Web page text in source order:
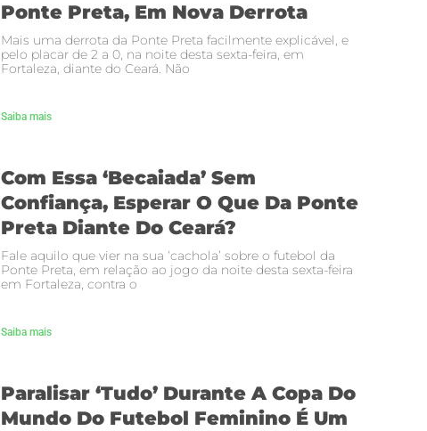
Ponte Preta, Em Nova Derrota
Mais uma derrota da Ponte Preta facilmente explicável, e
pelo placar de 2 a 0, na noite desta sexta-feira, em
Fortaleza, diante do Ceará. Não
Saiba mais
Com Essa ‘becaiada’ Sem
Confiança, Esperar O Que Da Ponte
Preta Diante Do Ceará?
Fale aquilo que vier na sua ‘cachola’ sobre o futebol da
Ponte Preta, em relação ao jogo da noite desta sexta-feira
em Fortaleza, contra o
Saiba mais
Paralisar ‘tudo’ Durante A Copa Do
Mundo Do Futebol Feminino É Um